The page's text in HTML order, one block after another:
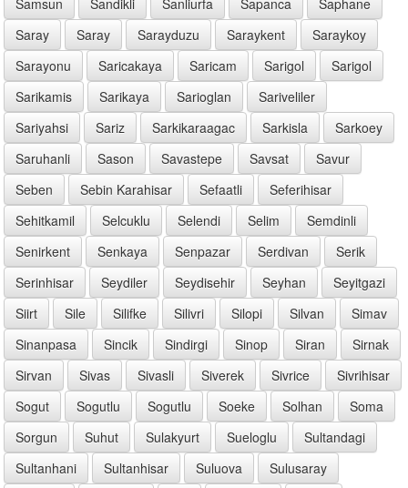
Saray
Saray Sarayduzu Saraykent
Saraykoy
Sarayonu
Saricakaya Saricam Sarigol
Sarigol
Sarikamis
Sarikaya Sarioglan
Sariveliler
Sariyahsi
Sariz Sarkikaraagac Sarkisla
Sarkoey
Saruhanli
Sason Savastepe Savsat
Savur
Seben
Sebin Karahisar Sefaatli
Seferihisar
Sehitkamil
Selcuklu Selendi Selim
Semdinli
Senirkent
Senkaya Senpazar Serdivan
Serik
Serinhisar
Seydiler Seydisehir Seyhan
Seyitgazi
Siirt
Sile Silifke Silivri Silopi Silvan
Simav
Sinanpasa
Sincik Sindirgi Sinop Siran
Sirnak
Sirvan
Sivas Sivasli Siverek Sivrice
Sivrihisar
Sogut
Sogutlu Sogutlu Soeke Solhan
Soma
Sorgun
Suhut Sulakyurt Sueloglu
Sultandagi
Sultanhani
Sultanhisar Suluova
Sulusaray